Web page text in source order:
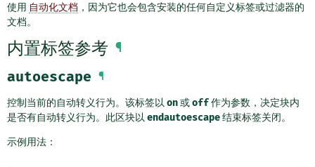
使用 自动化文档 ，因为它也会包含安装的任何自定义标签或过滤器的
文档。
内置标签参考 ¶
autoescape ¶
控制当前的自动转义行为。该标签以 on或off作为参数，决定块内
是否有自动转义行为。此区块以 endautoescape结束标签关闭。
示例用法：